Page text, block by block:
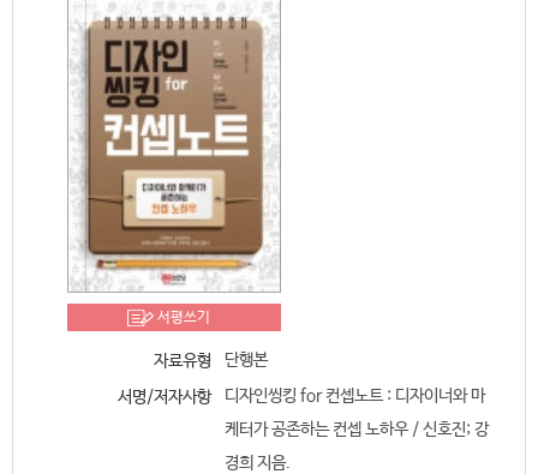
서평쓰기
자료유형
단행본
서명/저자사항
디자인씽킹 for 컨셉노트 : 디자이너와 마
케터가 공존하는 컨셉 노하우 / 신호진; 강
경희 지음.